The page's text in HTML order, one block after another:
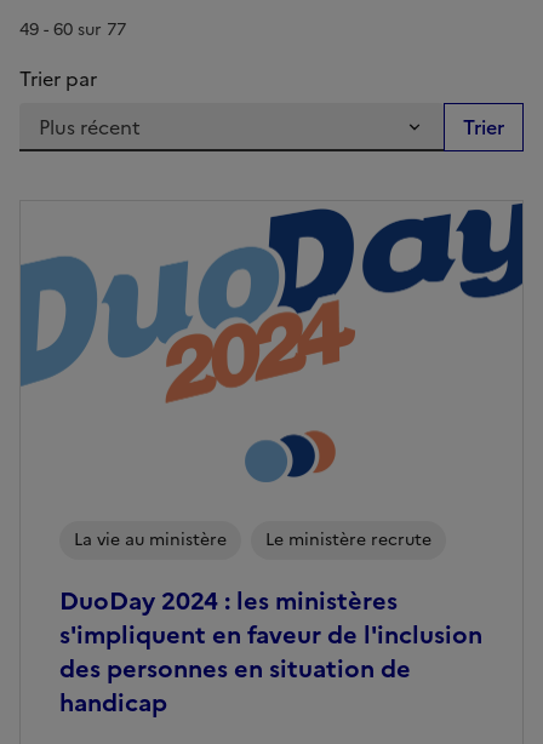
49 - 60 sur 77
Trier par
DuoDay 2024 : les ministères
s'impliquent en faveur de l'inclusion
des personnes en situation de
handicap
La vie au ministère Le ministère recrute